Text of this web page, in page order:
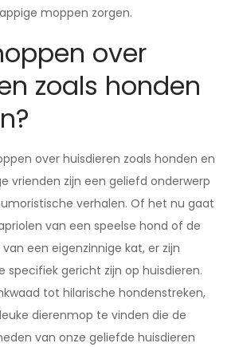
moppen zorgen.
over
zoals honden
over huisdieren zoals honden en
vrienden zijn een geliefd onderwerp
verhalen. Of het nu gaat
van een speelse hond of de
een eigenzinnige kat, er zijn
specifiek gericht zijn op huisdieren.
tot hilarische hondenstreken,
dierenmop te vinden die de
van onze geliefde huisdieren